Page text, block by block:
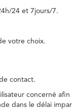
24 et 7jours/7.
votre choix.
contact.
concerné
dans le délai